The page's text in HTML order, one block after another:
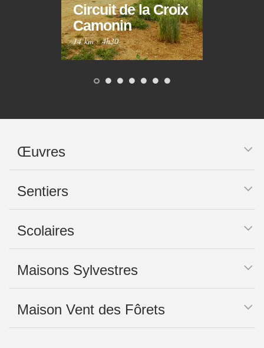
Circuit de la Croix
Camonin
14 km·4h30
Œuvres
Sentiers
Scolaires
Maisons Sylvestres
Maison Vent des Fôrets